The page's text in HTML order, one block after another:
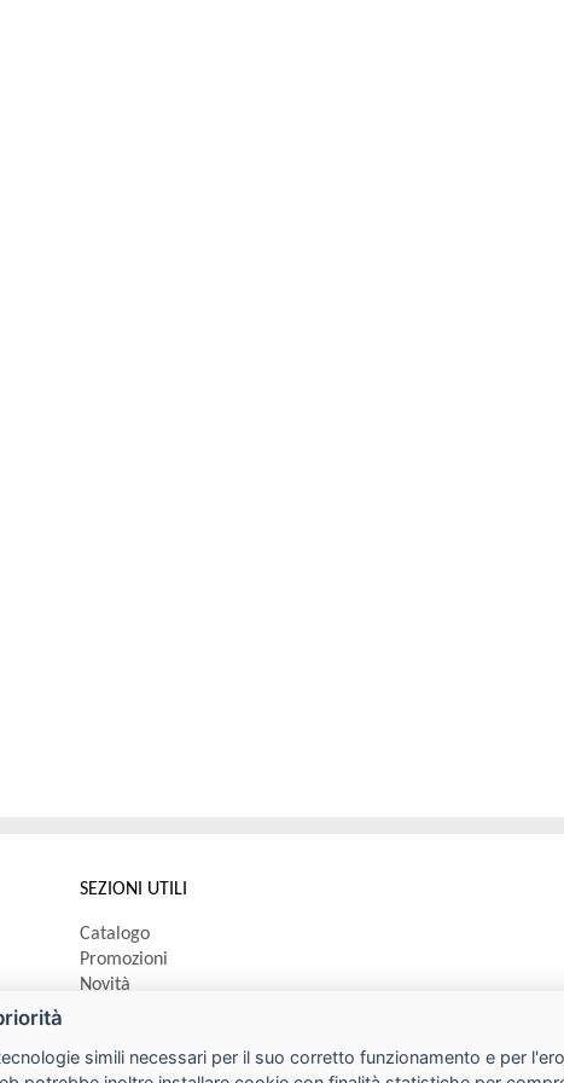
SEZIONI UTILI
Catalogo
Promozioni
Novità
simili necessari per il suo corretto funzionamento e per